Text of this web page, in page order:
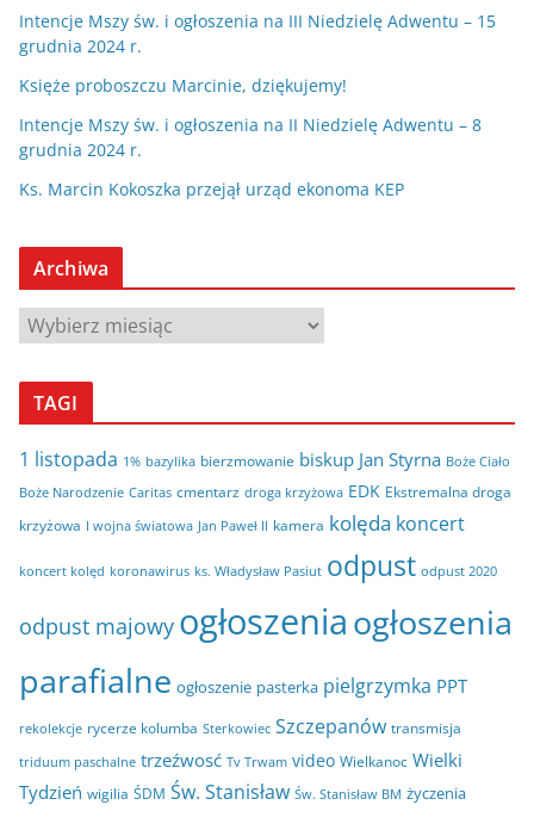
Intencje Mszy św. i ogłoszenia na III Niedzielę Adwentu – 15
grudnia 2024 r.
Księże proboszczu Marcinie, dziękujemy!
Intencje Mszy św. i ogłoszenia na II Niedzielę Adwentu – 8
grudnia 2024 r.
Ks. Marcin Kokoszka przejął urząd ekonoma KEP
Archiwa
A
c
w
a
TAGI
1 listopada 1% bazylika bierzmowanie biskup Jan Styrna Boże Ciało
Boże Narodzenie Caritas cmentarz droga krzyżowa EDK Ekstremalna droga
krzyżowa I wojna światowa Jan Paweł II kamera kolęda koncert
koncert kolęd koronawirus ks. Władysław Pasiut odpust odpust 2020
odpust majowy ogłoszeniaogłoszenia
parafialne ogłoszenie pasterka pielgrzymka PPT
rekolekcje rycerze kolumba Sterkowiec Szczepanów transmisja
triduum paschalne trzeźwosć Tv Trwam video Wielkanoc Wielki
Tydzień wigilia ŚDM Św. Stanisław Św. Stanisław BM życzenia